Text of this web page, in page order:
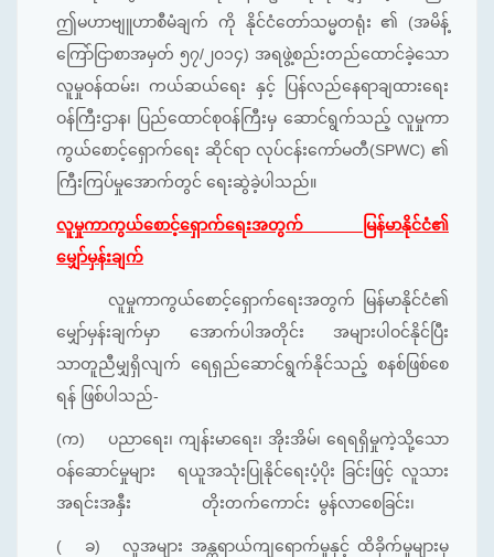
ဤမဟာဗျူဟာစီမံချက် ကို နိုင်ငံတော်သမ္မတရုံး ၏ (အမိန့်
ကြော်ငြာစာအမှတ် ၅၇/၂၀၁၄) အရဖွဲ့စည်းတည်ထောင်ခဲ့သော
လူမှုဝန်ထမ်း၊ ကယ်ဆယ်ရေး နှင့် ပြန်လည်နေရာချထား‌ရေး
ဝန်ကြီးဌာန၊ ပြည်ထောင်စုဝန်ကြီးမှ ဆောင်ရွက်သည့် လူမှုကာ
ကွယ်စောင့်‌ရှောက်ရေး ဆိုင်ရာ လုပ်ငန်းကော်မတီ(SPWC) ၏
ကြီးကြပ်မှုအောက်တွင် ရေးဆွဲခဲ့ပါသည်။
လူမှုကာကွယ်စောင့်ရှောက်ရေးအတွက် မြန်မာနိုင်ငံ၏
မျှော်မှန်းချက်
လူမှုကာကွယ်စောင့်ရှောက်ရေးအတွက် မြန်မာနိုင်ငံ၏
မျှော်မှန်းချက်မှာ အောက်ပါအတိုင်း အများပါဝင်နိုင်ပြီး
သာတူညီမျှရှိလျက် ရေရှည်ဆောင်ရွက်နိုင်သည့် စနစ်ဖြစ်စေ
ရန် ဖြစ်ပါသည်-
(က)
ပညာရေး၊ ကျန်းမာရေး၊ အိုးအိမ်၊ ရေရရှိမှုကဲ့သို့သော
ဝန်ဆောင်မှုများ ရယူအသုံးပြုနိုင်ရေးပံ့ပိုး ခြင်းဖြင့် လူသား
အရင်းအနှီး တိုးတက်ကောင်း မွန်လာစေခြင်း၊
( ခ) လူအများ အန္တရာယ်ကျရောက်မှုနှင့် ထိခိုက်မှုများမှ